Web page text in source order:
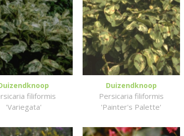
filiformis
'Variegata'
Duizendknoop
Persicaria filiformis
'Painter's Palette'